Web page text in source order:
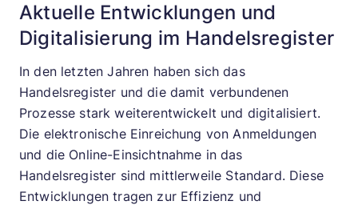
Aktuelle Entwicklungen und
Digitalisierung im Handelsregister
In den letzten Jahren haben sich das
Handelsregister und die damit verbundenen
Prozesse stark weiterentwickelt und digitalisiert.
Die elektronische Einreichung von Anmeldungen
und die Online-Einsichtnahme in das
Handelsregister sind mittlerweile Standard. Diese
Entwicklungen tragen zur Effizienz und